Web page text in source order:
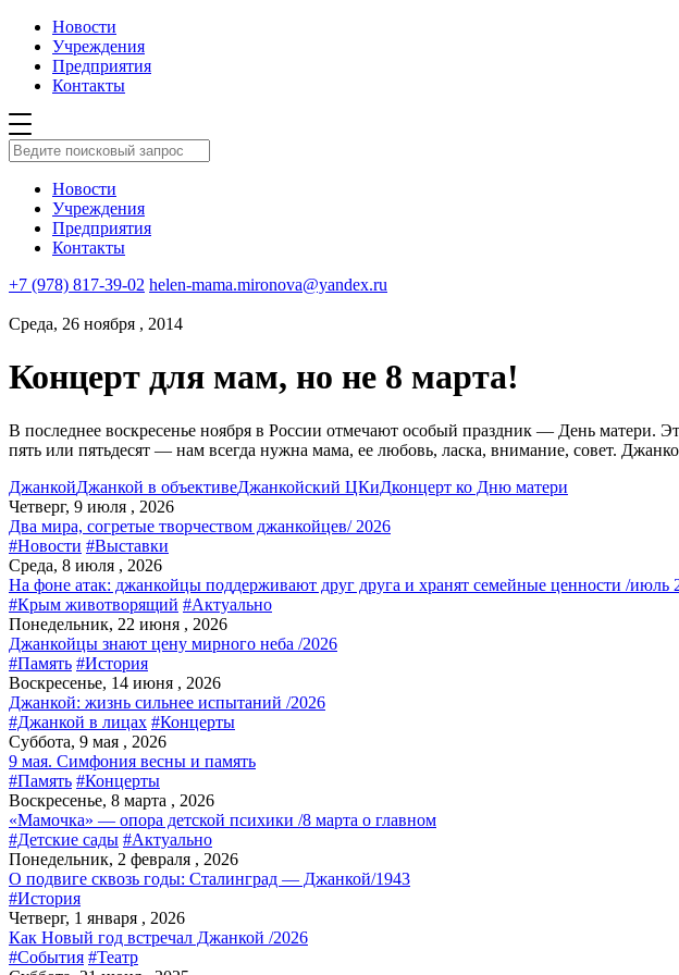
Новости
Учреждения
Предприятия
Контакты
Новости
Учреждения
Предприятия
Контакты
+7 (978) 817-39-02 helen-mama.mironova@yandex.ru
Среда, 26 ноября , 2014
Концерт для мам, но не 8 марта!
В последнее воскресенье ноября в России отмечают особый праздник — День матери.
пять или пятьдесят — нам всегда нужна мама, ее любовь, ласка, внимание, совет.
ДжанкойДжанкой в объективеДжанкойский ЦКиДконцерт ко Дню матери
Четверг, 9 июля , 2026
Два мира, согретые творчеством джанкойцев/ 2026
#Новости #Выставки
Среда, 8 июля , 2026
На фоне атак: джанкойцы поддерживают друг друга и хранят семейные ценности /июль
#Крым животворящий #Актуально
Понедельник, 22 июня , 2026
Джанкойцы знают цену мирного неба /2026
#Память #История
Воскресенье, 14 июня , 2026
Джанкой: жизнь сильнее испытаний /2026
#Джанкой в лицах #Концерты
Суббота, 9 мая , 2026
9 мая. Симфония весны и память
#Память #Концерты
Воскресенье, 8 марта , 2026
«Мамочка» — опора детской психики /8 марта о главном
#Детские сады #Актуально
Понедельник, 2 февраля , 2026
О подвиге сквозь годы: Сталинград — Джанкой/1943
#История
Четверг, 1 января , 2026
Как Новый год встречал Джанкой /2026
#События #Театр